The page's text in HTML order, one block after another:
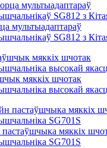
мультыадаптараў
SG812 з
мяккіх шчотак
высокай
мяккіх
SG701S